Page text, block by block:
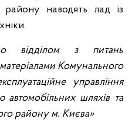
району наводять лад із
відділом з питань
Комунального
управління
шляхів та
району м. Києва»